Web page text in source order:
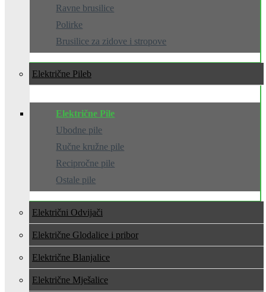
Ravne brusilice
Polirke
Brusilice za zidove i stropove
Električne Pile
Električne Pile
Ubodne pile
Ručne kružne pile
Recipročne pile
Ostale pile
Električni Odvijači
Električne Glodalice i pribor
Električne Blanjalice
Električne Mješalice